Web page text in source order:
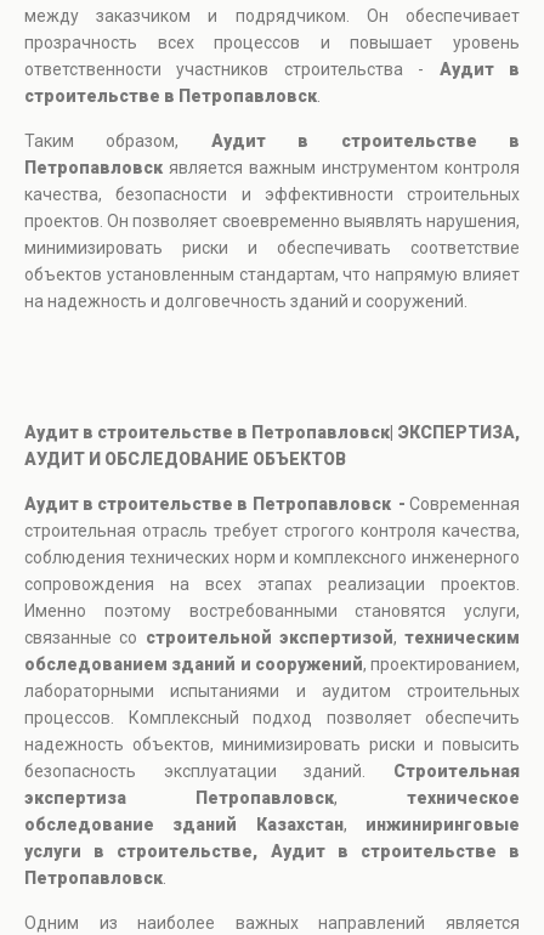
между заказчиком и подрядчиком. Он обеспечивает
прозрачность всех процессов и повышает уровень
ответственности участников строительства - Аудит в
строительстве в Петропавловск
Таким образом, Аудит в строительстве в
Петропавловск является важным инструментом контроля
качества, безопасности и эффективности строительных
проектов. Он позволяет своевременно выявлять нарушения,
минимизировать риски и обеспечивать соответствие
объектов установленным стандартам, что напрямую влияет
на надежность и долговечность зданий и сооружений.
Аудит в строительстве в Петропавловск| ЭКСПЕРТИЗА,
АУДИТ И ОБСЛЕДОВАНИЕ ОБЪЕКТОВ
Аудит в строительстве в Петропавловск - Современная
строительная отрасль требует строгого контроля качества,
соблюдения технических норм и комплексного инженерного
сопровождения на всех этапах реализации проектов.
Именно поэтому востребованными становятся услуги,
связанные со строительной экспертизой, техническим
обследованием зданий и сооружений, проектированием,
лабораторными испытаниями и аудитом строительных
процессов. Комплексный подход позволяет обеспечить
надежность объектов, минимизировать риски и повысить
безопасность эксплуатации зданий. Строительная
экспертиза Петропавловск, техническое
обследование зданий Казахстан, инжиниринговые
услуги в строительстве, Аудит в строительстве в
Петропавловск
Одним из наиболее важных направлений является